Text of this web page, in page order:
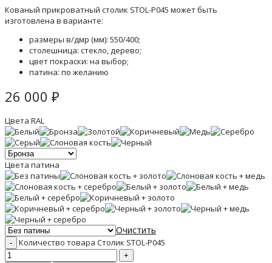
Кованый прикроватный столик STOL-P045 может быть
изготовлена в варианте:
размеры в/дмр (мм): 550/400;
столешница: стекло, дерево;
цвет покраски: на выбор;
патина: по желанию
26 000 ₽
Цвета RAL
Цвета патина
Очистить
Количество товара Столик STOL-P045